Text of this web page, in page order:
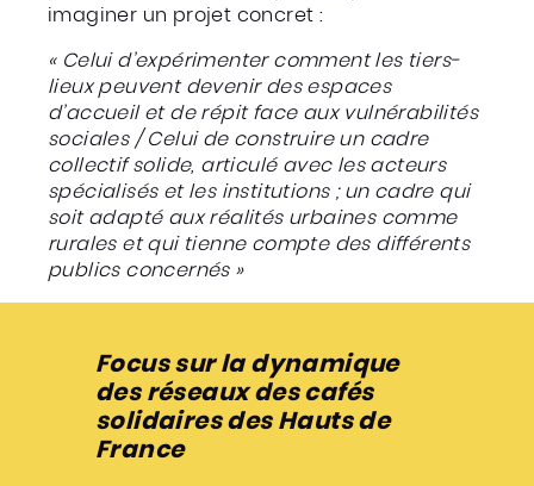
imaginer un projet concret :
« Celui d’expérimenter comment les tiers-
lieux peuvent devenir des espaces
d’accueil et de répit face aux vulnérabilités
sociales / Celui de construire un cadre
collectif solide, articulé avec les acteurs
spécialisés et les institutions ; un cadre qui
soit adapté aux réalités urbaines comme
rurales et qui tienne compte des différents
publics concernés »
Focus sur la dynamique
des réseaux des cafés
solidaires des Hauts de
France